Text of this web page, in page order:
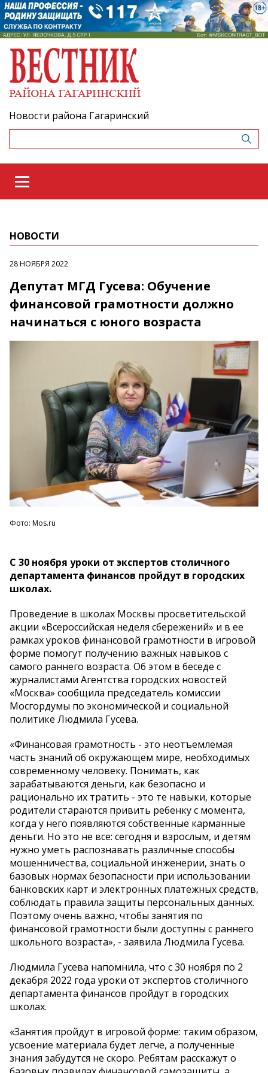
Новости района Гагаринский
НОВОСТИ
28 НОЯБРЯ 2022
Депутат МГД Гусева: Обучение
финансовой грамотности должно
начинаться с юного возраста
Фото: Mos.ru
С 30 ноября уроки от экспертов столичного
департамента финансов пройдут в городских
школах.
Проведение в школах Москвы просветительской
акции «Всероссийская неделя сбережений» и в ее
рамках уроков финансовой грамотности в игровой
форме помогут получению важных навыков с
самого раннего возраста. Об этом в беседе с
журналистами Агентства городских новостей
«Москва» сообщила председатель комиссии
Мосгордумы по экономической и социальной
политике Людмила Гусева.
«Финансовая грамотность - это неотъемлемая
часть знаний об окружающем мире, необходимых
современному человеку. Понимать, как
зарабатываются деньги, как безопасно и
рационально их тратить - это те навыки, которые
родители стараются привить ребенку с момента,
когда у него появляются собственные карманные
деньги. Но это не все: сегодня и взрослым, и детям
нужно уметь распознавать различные способы
мошенничества, социальной инженерии, знать о
базовых нормах безопасности при использовании
банковских карт и электронных платежных средств,
соблюдать правила защиты персональных данных.
Поэтому очень важно, чтобы занятия по
финансовой грамотности были доступны с раннего
школьного возраста», - заявила Людмила Гусева.
Людмила Гусева напомнила, что с 30 ноября по 2
декабря 2022 года уроки от экспертов столичного
департамента финансов пройдут в городских
школах.
«Занятия пройдут в игровой форме: таким образом,
усвоение материала будет легче, а полученные
знания забудутся не скоро. Ребятам расскажут о